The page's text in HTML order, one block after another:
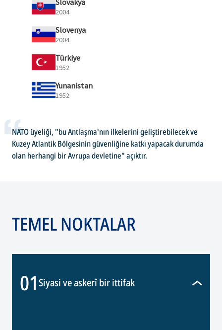
2004
Slovenya
2004
Türkiye
1952
Yunanistan
1952
NATO üyeliği, "bu Antlaşma'nın ilkelerini geliştirebilecek ve
Kuzey Atlantik Bölgesinin güvenliğine katkı yapacak durumda
olan herhangi bir Avrupa devletine" açıktır.
TEMEL NOKTALAR
01Siyasi ve askerî bir ittifak